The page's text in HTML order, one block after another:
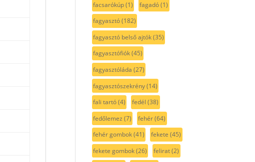
facsarókúp(1) fagadó(1)
fagyasztó(182)
fagyasztó belső ajtók(35)
fagyasztófiók(45)
fagyasztóláda (27)
fagyasztószekrény(14)
fali tartó(4) fedél (38)
fedőlemez (7) fehér(64)
fehér gombok(41) fekete (45)
fekete gombok(26) felirat(2)